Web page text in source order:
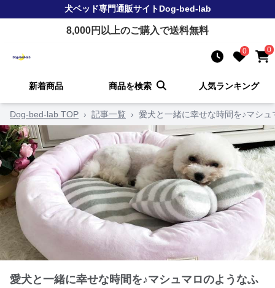
犬ベッド専門通販サイトDog-bed-lab
8,000円以上のご購入で送料無料
0 0
新着商品 商品を検索 人気ランキング
Dog-bed-lab TOP › 記事一覧 › 愛犬と一緒に幸せな時間を♪マシ
愛犬と一緒に幸せな時間を♪マシュマロのようなふ